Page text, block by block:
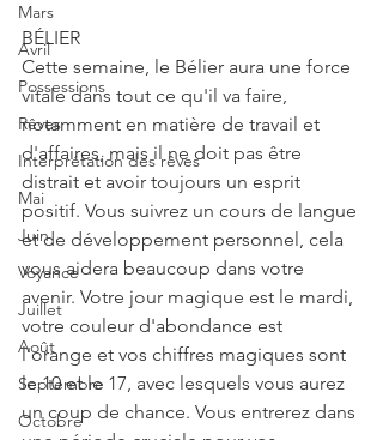
Mars
Avril
Possessions
Rêves
Interprétation des rêves
Mai
Juin
Voyance
Juillet
Août
Septembre
Octobre
BÉLIER
Cette semaine, le Bélier aura une force
vitale dans tout ce qu'il va faire,
notamment en matière de travail et
d'affaires, mais il ne doit pas être
distrait et avoir toujours un esprit
positif. Vous suivrez un cours de langue
et de développement personnel, cela
vous aidera beaucoup dans votre
avenir. Votre jour magique est le mardi,
votre couleur d'abondance est
l'orange et vos chiffres magiques sont
le 10 et le 17, avec lesquels vous aurez
un coup de chance. Vous entrerez dans